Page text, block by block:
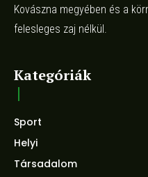
Kovászna megyében és a
felesleges zaj nélkül.
Kategóriák
Sport
Helyi
Társadalom